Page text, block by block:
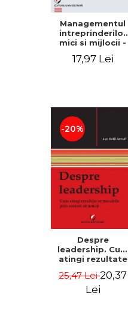
Managementul
intreprinderilor
mici si mijlocii -
Elena David,
Mihaela-Mirela
17,97 Lei
-20%
Despre
leadership. Cum
atingi rezultate
oameni obisnuiti
25,47 Lei20,37
Lei